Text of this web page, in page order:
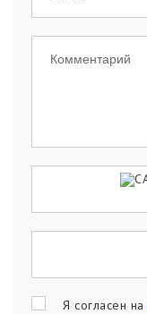
Я согласен на